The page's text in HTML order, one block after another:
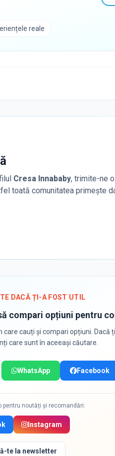
reale
Cresa Innababy, trimite-ne o
toată comunitatea primește
DACĂ ȚI-A FOST UTIL
compari opțiuni pentru
care cauți și compari opțiuni. Dacă
care sunt în aceeași căutare.
WhatsApp Facebook
pentru noutăți și recomandări:
Instagram
te la newsletter